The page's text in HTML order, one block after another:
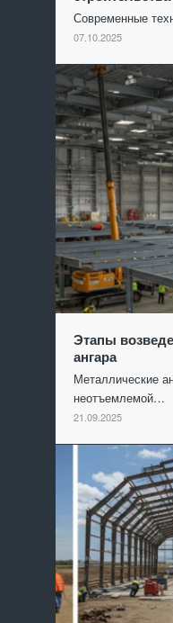
Современные
07.10.2025
Этапы
ангара
Металлические
неотъемлемой…
21.09.2025